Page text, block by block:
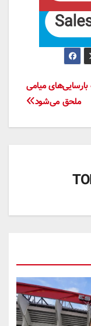
بارسایی‌های میامی
ملحق می‌شود